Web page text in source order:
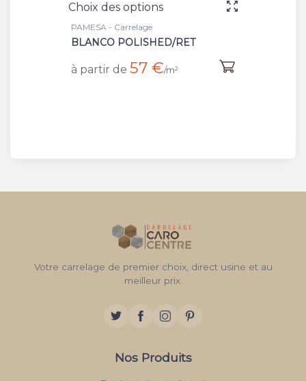
Choix des options
PAMESA - Carrelage
BLANCO POLISHED/RET
à partir de 57 €/m²
Votre carrelage de premier choix, direct usine et au
meilleur prix.
Nos Produits